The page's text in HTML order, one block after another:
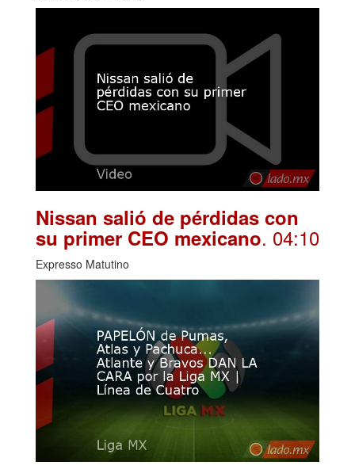
Nissan salió de pérdidas con
su primer CEO mexicano. 04:10
Expresso Matutino